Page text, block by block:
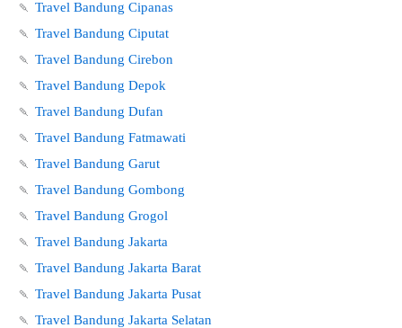
🍡 Travel Bandung Cipanas
🍡 Travel Bandung Ciputat
🍡 Travel Bandung Cirebon
🍡 Travel Bandung Depok
🍡 Travel Bandung Dufan
🍡 Travel Bandung Fatmawati
🍡 Travel Bandung Garut
🍡 Travel Bandung Gombong
🍡 Travel Bandung Grogol
🍡 Travel Bandung Jakarta
🍡 Travel Bandung Jakarta Barat
🍡 Travel Bandung Jakarta Pusat
🍡 Travel Bandung Jakarta Selatan